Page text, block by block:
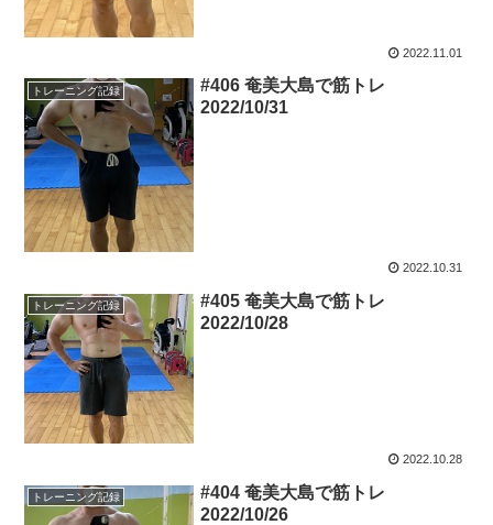
2022.11.01
トレーニング記録
#406 奄美大島で筋トレ
2022/10/31
2022.10.31
トレーニング記録
#405 奄美大島で筋トレ
2022/10/28
2022.10.28
トレーニング記録
#404 奄美大島で筋トレ
2022/10/26